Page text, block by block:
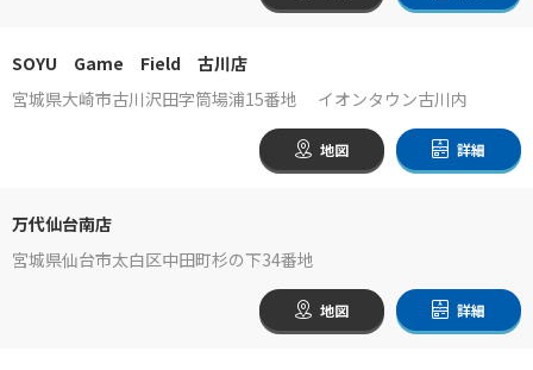
SOYU Game Field 古川店
宮城県大崎市古川沢田字筒場浦15番地 イオンタウン古川内
地図 詳細
万代仙台南店
宮城県仙台市太白区中田町杉の下34番地
地図 詳細